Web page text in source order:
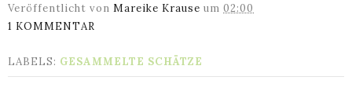
Veröffentlicht von Mareike Krause um 02:00
1 KOMMENTAR
LABELS: GESAMMELTE SCHÄTZE